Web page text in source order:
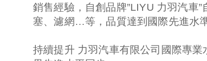
銷售經驗，自創品牌”LIYU 力羽汽車
塞、濾網…等，品質達到國際先進水
持續提升 力羽汽車有限公司國際專